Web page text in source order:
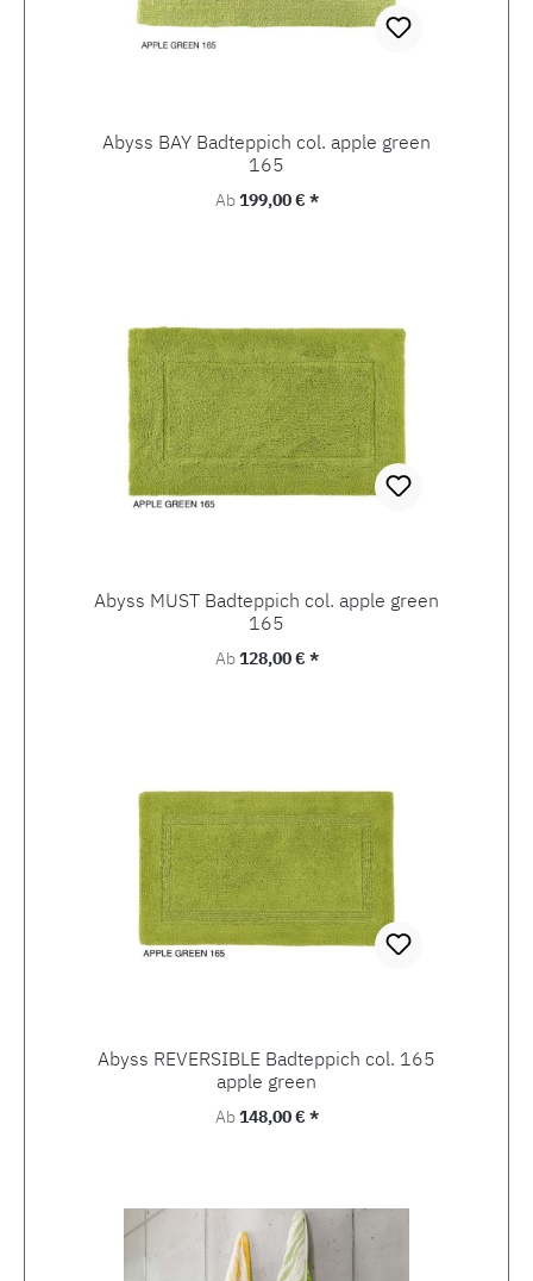
Abyss BAY Badteppich col. apple green
165
Regulärer Preis:
Ab199,00 € *
Abyss MUST Badteppich col. apple green
165
Regulärer Preis:
Ab128,00 € *
Abyss REVERSIBLE Badteppich col. 165
apple green
Regulärer Preis:
Ab148,00 € *